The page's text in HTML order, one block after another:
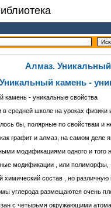
Алмаз.
камень -
камень - уникальные свойства
средней школе на уроках физики
бы, полярные по свойствам и
графит и алмаз, на самом деле
модификациями одного и того
модификации , или полиморфы,
химический состав , но различную
углерода размещаются очень
с четырьмя окружающими